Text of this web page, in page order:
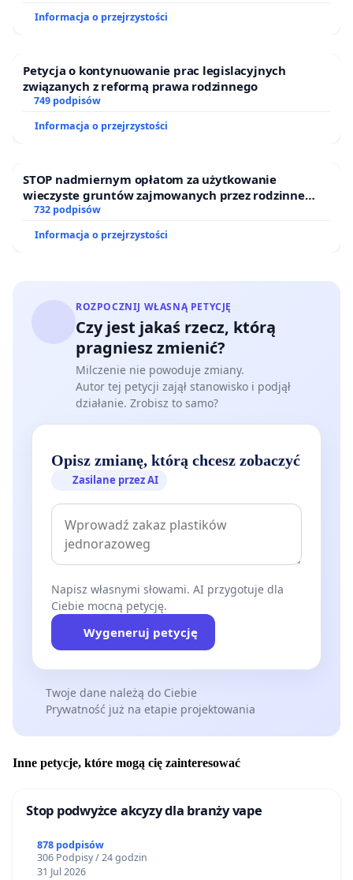
Informacja o przejrzystości
Petycja o kontynuowanie prac legislacyjnych
związanych z reformą prawa rodzinnego
749 podpisów
Informacja o przejrzystości
STOP nadmiernym opłatom za użytkowanie
wieczyste gruntów zajmowanych przez rodzinne
ogrody działkowe.
732 podpisów
Informacja o przejrzystości
ROZPOCZNIJ WŁASNĄ PETYCJĘ
Czy jest jakaś rzecz, którą
pragniesz zmienić?
Milczenie nie powoduje zmiany.
Autor tej petycji zajął stanowisko i podjął
działanie. Zrobisz to samo?
Opisz zmianę, którą chcesz zobaczyć
Zasilane przez AI
Napisz własnymi słowami. AI przygotuje dla
Ciebie mocną petycję.
Wygeneruj petycję
Twoje dane należą do Ciebie
Prywatność już na etapie projektowania
Inne petycje, które mogą cię zainteresować
Stop podwyżce akcyzy dla branży vape
878 podpisów
306 Podpisy / 24 godzin
31 Jul 2026